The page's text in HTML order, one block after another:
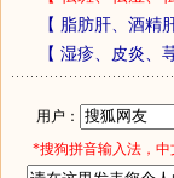
【 脂肪肝、酒精
【 湿疹、皮炎、
用户：
*搜狗拼音输入法，中